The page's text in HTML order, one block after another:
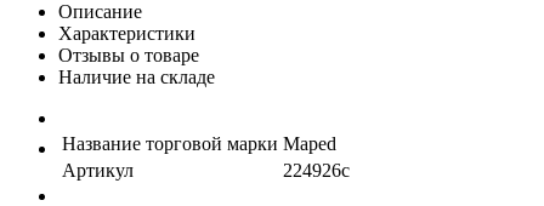
Описание
Характеристики
Отзывы о товаре
Наличие на складе
Название торговой марки Maped
Артикул
224926с